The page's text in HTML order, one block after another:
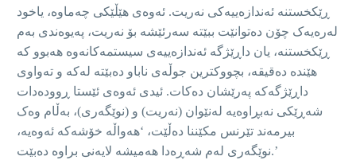
ڕێکخستنە ئەندازەییەکی نەریت. ئەوەی هێڵێکی چەماوە، یاخود
لەرەیەک چۆن دەتوانێت ببێتە سەرئێشە بۆ نەریت، پەیوەندی بەم
ڕێکخستنە، یان داڕێژگە ئەندازەییەی سیستمەکانەوە هەبوو کە
هێندە دەقیقە، بچووکترین جوڵەی ناباو دەبێتە لەکە و تەواوی
داڕێژگەکە پەرێشان دەکات. ئیدی ئەوەی ئێستا ڕوودەدات
شەڕێکی نەبڕاوەیە لەنێوان (نەریت) و (نوێگەری)، بەڵام وەک
بیرمەند تێرنس مکێننا دەڵێت، ‘هەواڵە خۆشەکە ئەوەیە،
نوێگەری لەم شەڕەدا هەمیشە لایەنی براوە دەبێت.’